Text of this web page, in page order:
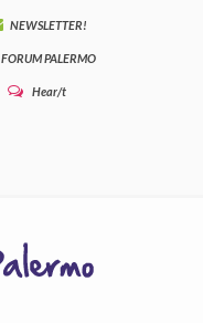
NEWSLETTER!
FORUM PALERMO
Hear/t